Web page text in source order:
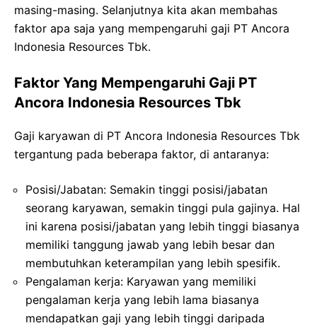
masing-masing. Selanjutnya kita akan membahas
faktor apa saja yang mempengaruhi gaji PT Ancora
Indonesia Resources Tbk.
Faktor Yang Mempengaruhi Gaji PT
Ancora Indonesia Resources Tbk
Gaji karyawan di PT Ancora Indonesia Resources Tbk
tergantung pada beberapa faktor, di antaranya:
Posisi/Jabatan: Semakin tinggi posisi/jabatan
seorang karyawan, semakin tinggi pula gajinya. Hal
ini karena posisi/jabatan yang lebih tinggi biasanya
memiliki tanggung jawab yang lebih besar dan
membutuhkan keterampilan yang lebih spesifik.
Pengalaman kerja: Karyawan yang memiliki
pengalaman kerja yang lebih lama biasanya
mendapatkan gaji yang lebih tinggi daripada